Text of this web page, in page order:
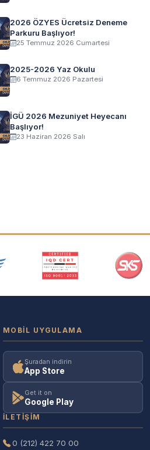
2026 ÖZYES Ücretsiz Deneme
Parkuru Başlıyor!
25 Temmuz 2026 Cumartesi
2025-2026 Yaz Okulu
6 Temmuz 2026 Pazartesi
İGÜ 2026 Mezuniyet Heyecanı
Başlıyor!
23 Haziran 2026 Salı
MOBIL UYGULAMA
Şuradan indirin
App Store
Get it on
Google Play
İLETIŞIM
0 (212) 422 70 00